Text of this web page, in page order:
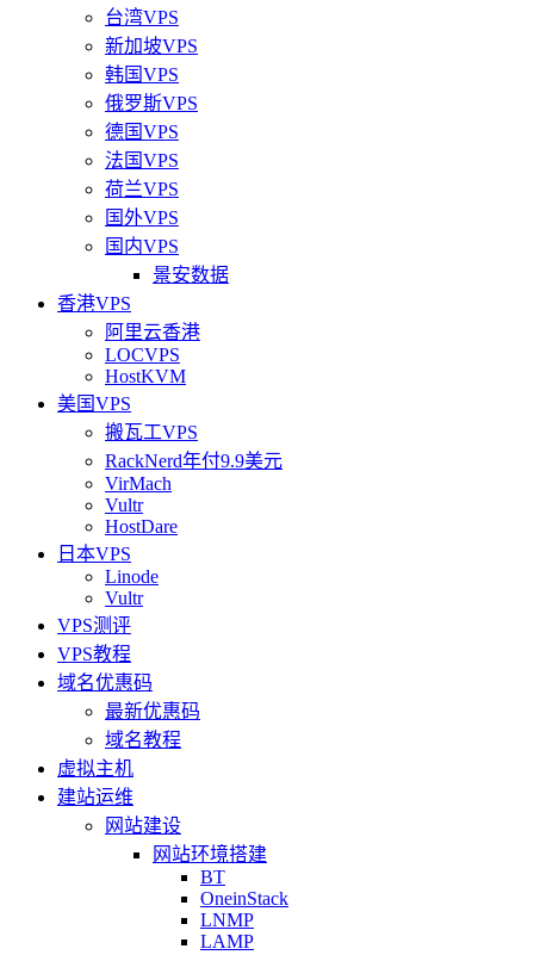
台湾VPS
新加坡VPS
韩国VPS
俄罗斯VPS
德国VPS
法国VPS
荷兰VPS
国外VPS
国内VPS
景安数据
香港VPS
阿里云香港
LOCVPS
HostKVM
美国VPS
搬瓦工VPS
RackNerd年付9.9美元
VirMach
Vultr
HostDare
日本VPS
Linode
Vultr
VPS测评
VPS教程
域名优惠码
最新优惠码
域名教程
虚拟主机
建站运维
网站建设
网站环境搭建
BT
OneinStack
LNMP
LAMP